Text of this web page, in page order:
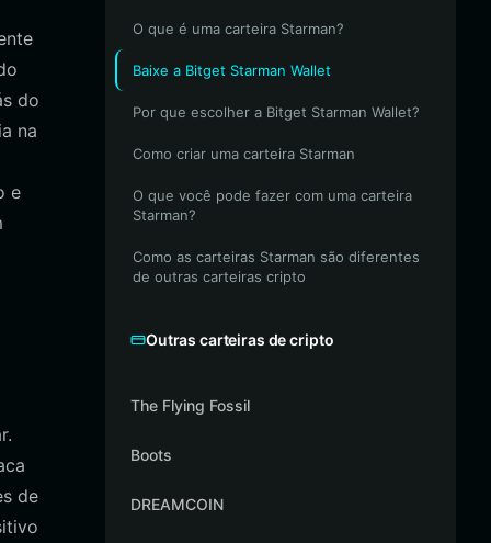
do
na
e
de
O que é uma carteira Starman?
Baixe a Bitget Starman Wallet
Por que escolher a Bitget Starman Wallet?
Como criar uma carteira Starman
O que você pode fazer com uma carteira
Starman?
Como as carteiras Starman são diferentes
de outras carteiras cripto
Outras carteiras de cripto
The Flying Fossil
Boots
DREAMCOIN